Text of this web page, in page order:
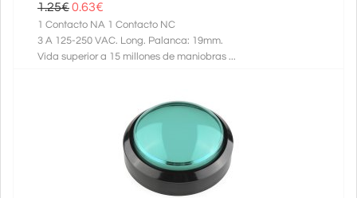
1.25€0.63€
1 Contacto NA 1 Contacto NC
3 A 125-250 VAC. Long. Palanca: 19mm.
Vida superior a 15 millones de maniobras ...